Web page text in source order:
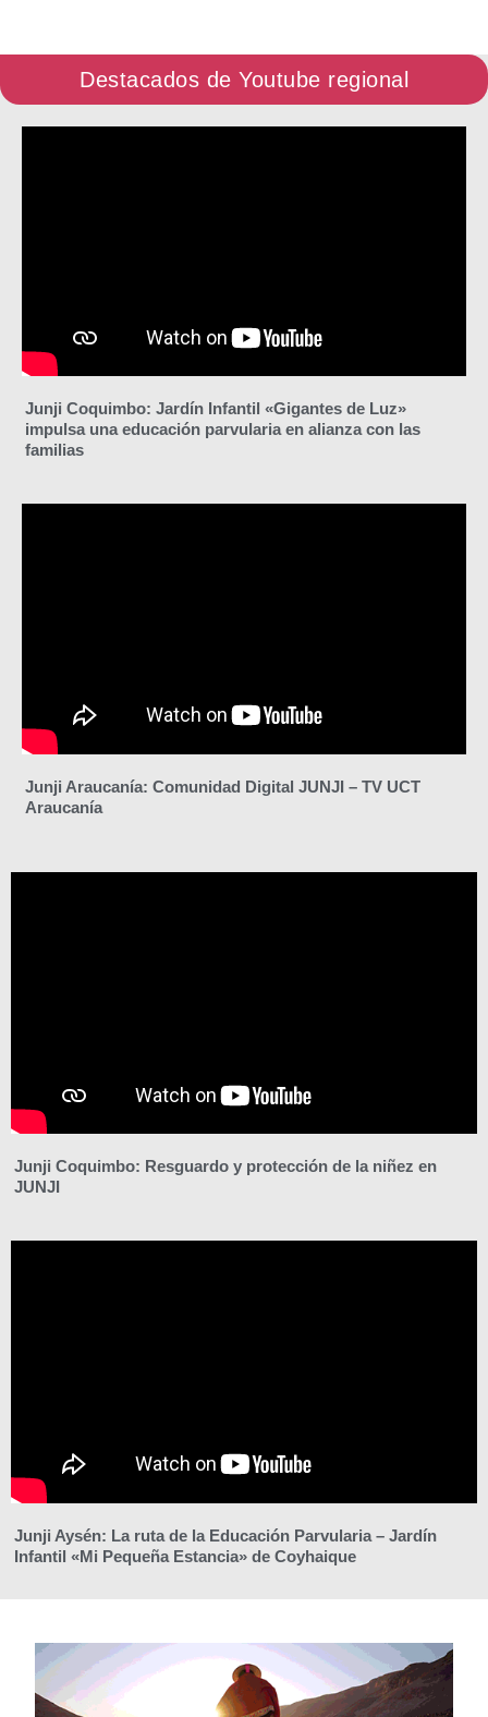
Destacados de Youtube regional
Junji Coquimbo: Jardín Infantil «Gigantes de Luz»
impulsa una educación parvularia en alianza con las
familias
Junji Araucanía: Comunidad Digital JUNJI – TV UCT
Araucanía
Junji Coquimbo: Resguardo y protección de la niñez en
JUNJI
Junji Aysén: La ruta de la Educación Parvularia – Jardín
Infantil «Mi Pequeña Estancia» de Coyhaique